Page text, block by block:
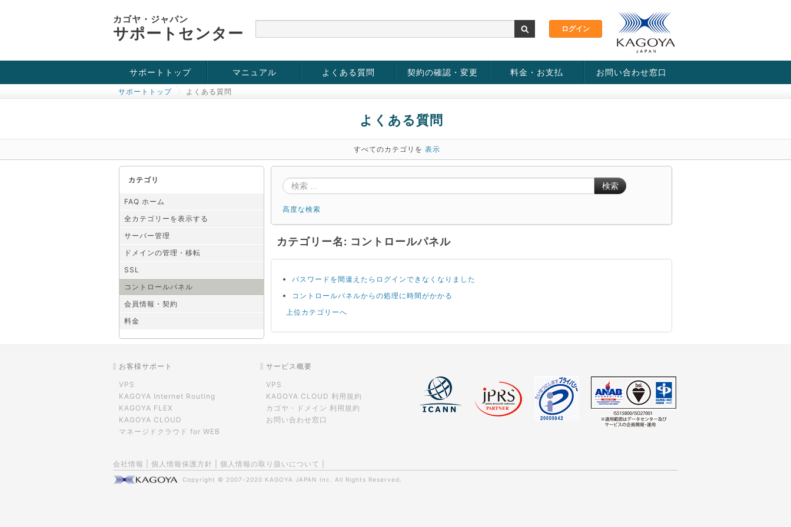
カゴヤ・ジャパン
サポートセンター
サポートトップ
お役立ち情報
チュートリアル
障害・メンテナンス情報
マニュアル よくある質問 契約の確認・変更 料金・お支払 お問い合わせ窓口
サポートトップ よくある質問
よくある質問
すべてのカテゴリを 表示
カテゴリ
FAQ ホーム
全カテゴリーを表示する
サーバー管理
ドメインの管理・移転
SSL
コントロールパネル
会員情報・契約
料金
検索
高度な検索
カテゴリー名: コントロールパネル
パスワードを間違えたらログインできなくなりました
コントロールパネルからの処理に時間がかかる
上位カテゴリーへ
お客様サポート
VPS
KAGOYA Internet Routing
KAGOYA FLEX
KAGOYA CLOUD
マネージドクラウド for WEB
サービス概要
VPS
KAGOYA CLOUD 利用規約
カゴヤ・ドメイン 利用規約
お問い合わせ窓口
会社情報 個人情報保護方針 個人情報の取り扱いについて
Copyright © 2007-2020 KAGOYA JAPAN Inc. All Rights Reserved.